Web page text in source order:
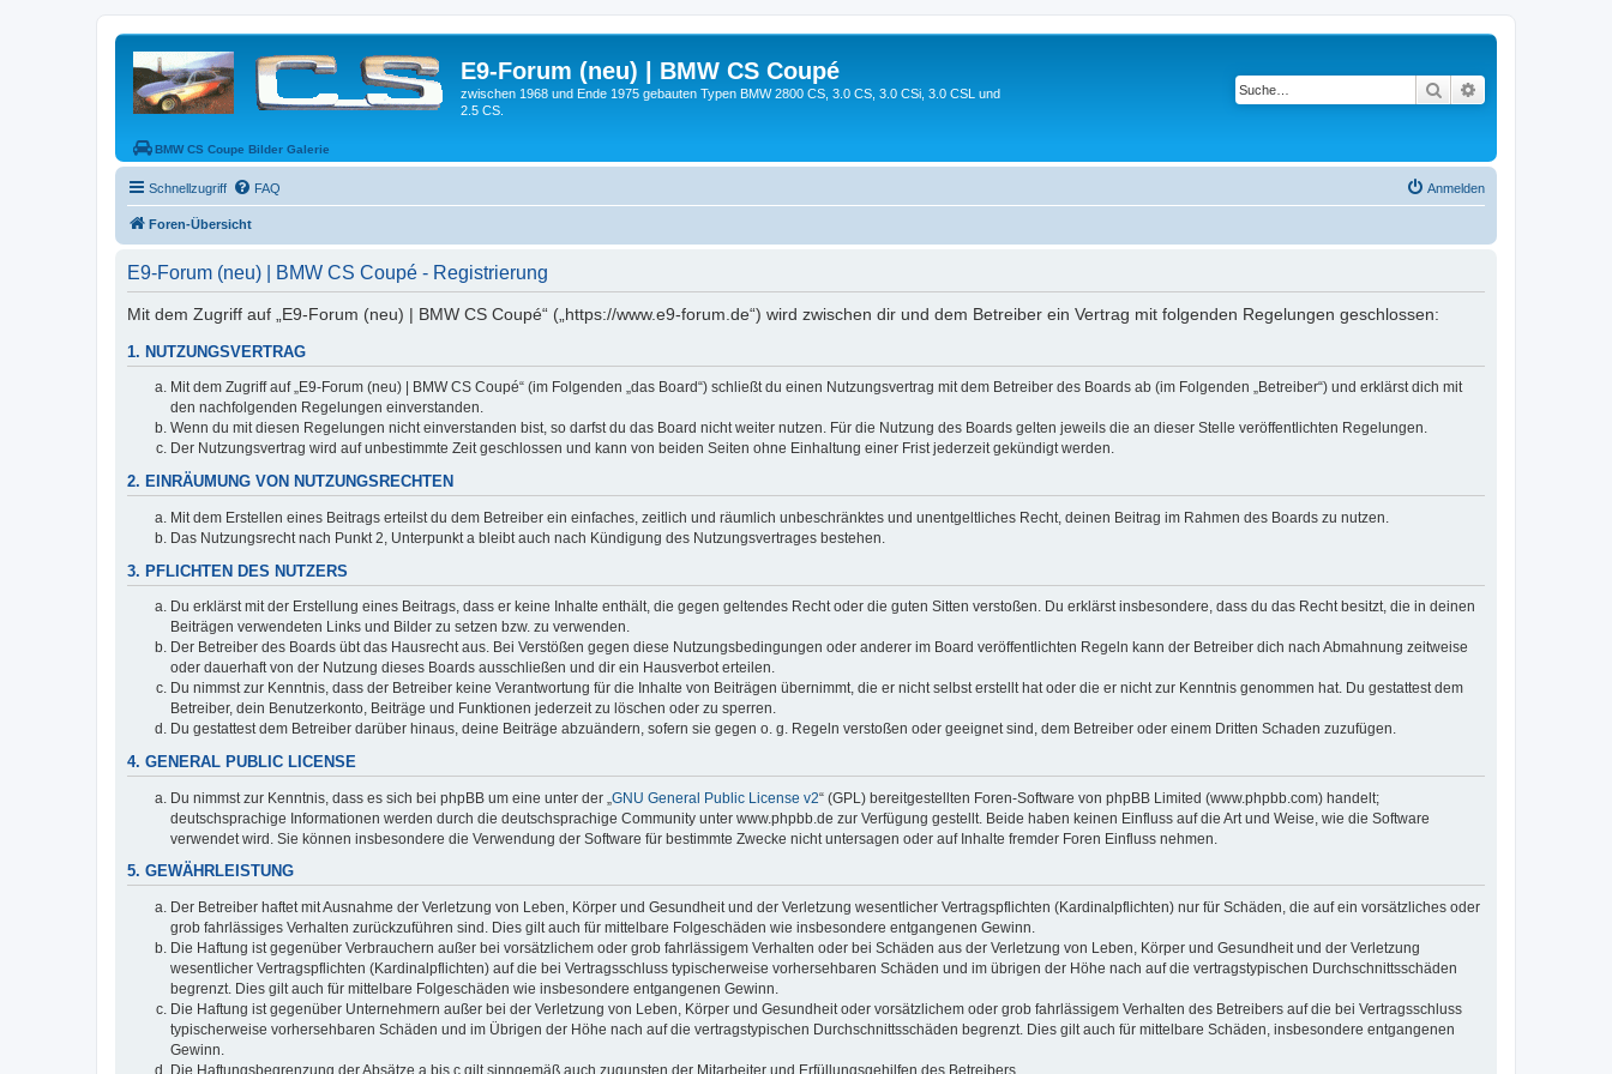
E9-Forum (neu) | BMW CS Coupé
zwischen 1968 und Ende 1975 gebauten Typen BMW 2800 CS, 3.0 CS, 3.0 CSi, 3.0 CSL und
2.5 CS.
BMW CS Coupe Bilder Galerie
Suche
Schnellzugriff FAQ Anmelden
Foren-Übersicht
E9-Forum (neu) | BMW CS Coupé - Registrierung
Mit dem Zugriff auf „E9-Forum (neu) | BMW CS Coupé“ („https://www.e9-forum.de“) wird zwischen dir und dem Betreiber ein Vertrag mit folgenden Regelungen geschlossen:
1. NUTZUNGSVERTRAG
Mit dem Zugriff auf „E9-Forum (neu) | BMW CS Coupé“ (im Folgenden „das Board“) schließt du einen Nutzungsvertrag mit dem Betreiber des Boards ab (im Folgenden „Betreiber“) und erklärst dich mit
den nachfolgenden Regelungen einverstanden.
Wenn du mit diesen Regelungen nicht einverstanden bist, so darfst du das Board nicht weiter nutzen. Für die Nutzung des Boards gelten jeweils die an dieser Stelle veröffentlichten Regelungen.
Der Nutzungsvertrag wird auf unbestimmte Zeit geschlossen und kann von beiden Seiten ohne Einhaltung einer Frist jederzeit gekündigt werden.
2. EINRÄUMUNG VON NUTZUNGSRECHTEN
Mit dem Erstellen eines Beitrags erteilst du dem Betreiber ein einfaches, zeitlich und räumlich unbeschränktes und unentgeltliches Recht, deinen Beitrag im Rahmen des Boards zu nutzen.
Das Nutzungsrecht nach Punkt 2, Unterpunkt a bleibt auch nach Kündigung des Nutzungsvertrages bestehen.
3. PFLICHTEN DES NUTZERS
Du erklärst mit der Erstellung eines Beitrags, dass er keine Inhalte enthält, die gegen geltendes Recht oder die guten Sitten verstoßen. Du erklärst insbesondere, dass du das Recht besitzt, die in deinen
Beiträgen verwendeten Links und Bilder zu setzen bzw. zu verwenden.
Der Betreiber des Boards übt das Hausrecht aus. Bei Verstößen gegen diese Nutzungsbedingungen oder anderer im Board veröffentlichten Regeln kann der Betreiber dich nach Abmahnung zeitweise
oder dauerhaft von der Nutzung dieses Boards ausschließen und dir ein Hausverbot erteilen.
Du nimmst zur Kenntnis, dass der Betreiber keine Verantwortung für die Inhalte von Beiträgen übernimmt, die er nicht selbst erstellt hat oder die er nicht zur Kenntnis genommen hat. Du gestattest dem
Betreiber, dein Benutzerkonto, Beiträge und Funktionen jederzeit zu löschen oder zu sperren.
Du gestattest dem Betreiber darüber hinaus, deine Beiträge abzuändern, sofern sie gegen o. g. Regeln verstoßen oder geeignet sind, dem Betreiber oder einem Dritten Schaden zuzufügen.
4. GENERAL PUBLIC LICENSE
Du nimmst zur Kenntnis, dass es sich bei phpBB um eine unter der „ GNU General Public License v2“ (GPL) bereitgestellten Foren-Software von phpBB Limited (www.phpbb.com) handelt;
deutschsprachige Informationen werden durch die deutschsprachige Community unter www.phpbb.de zur Verfügung gestellt. Beide haben keinen Einfluss auf die Art und Weise, wie die Software
verwendet wird. Sie können insbesondere die Verwendung der Software für bestimmte Zwecke nicht untersagen oder auf Inhalte fremder Foren Einfluss nehmen.
5. GEWÄHRLEISTUNG
Der Betreiber haftet mit Ausnahme der Verletzung von Leben, Körper und Gesundheit und der Verletzung wesentlicher Vertragspflichten (Kardinalpflichten) nur für Schäden, die auf ein vorsätzliches oder
grob fahrlässiges Verhalten zurückzuführen sind. Dies gilt auch für mittelbare Folgeschäden wie insbesondere entgangenen Gewinn.
Die Haftung ist gegenüber Verbrauchern außer bei vorsätzlichem oder grob fahrlässigem Verhalten oder bei Schäden aus der Verletzung von Leben, Körper und Gesundheit und der Verletzung
wesentlicher Vertragspflichten (Kardinalpflichten) auf die bei Vertragsschluss typischerweise vorhersehbaren Schäden und im übrigen der Höhe nach auf die vertragstypischen Durchschnittsschäden
begrenzt. Dies gilt auch für mittelbare Folgeschäden wie insbesondere entgangenen Gewinn.
Die Haftung ist gegenüber Unternehmern außer bei der Verletzung von Leben, Körper und Gesundheit oder vorsätzlichem oder grob fahrlässigem Verhalten des Betreibers auf die bei Vertragsschluss
typischerweise vorhersehbaren Schäden und im Übrigen der Höhe nach auf die vertragstypischen Durchschnittsschäden begrenzt. Dies gilt auch für mittelbare Schäden, insbesondere entgangenen
Gewinn.
Die Haftungsbegrenzung der Absätze a bis c gilt sinngemäß auch zugunsten der Mitarbeiter und Erfüllungsgehilfen des Betreibers.